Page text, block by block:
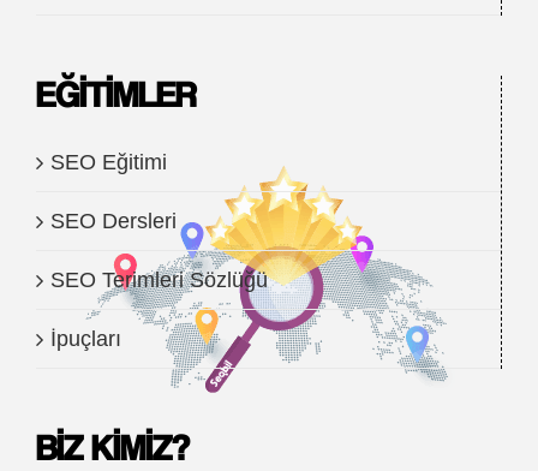
EĞITIMLER
SEO Eğitimi
SEO Dersleri
SEO Terimleri Sözlüğü
İpuçları
BIZ KIMIZ?